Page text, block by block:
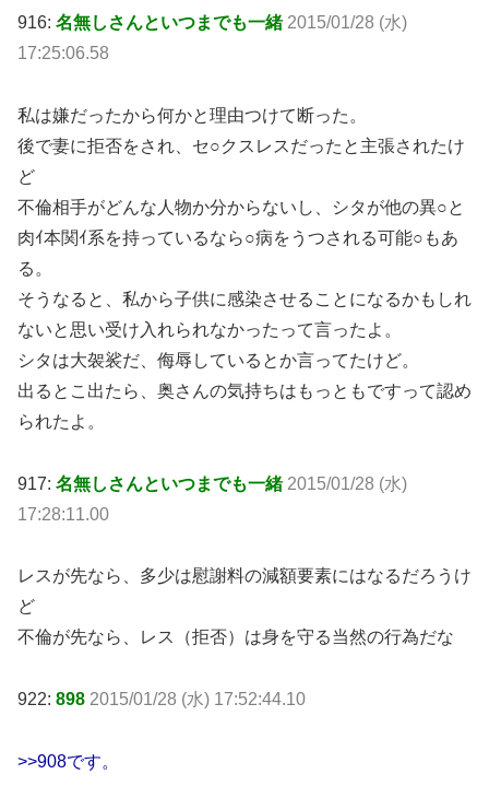
916: 名無しさんといつまでも一緒 2015/01/28 (水)
17:25:06.58
私は嫌だったから何かと理由つけて断った。
後で妻に拒否をされ、セ○クスレスだったと主張されたけ
ど
不倫相手がどんな人物か分からないし、シタが他の異○と
肉ｲ本関ｲ系を持っているなら○病をうつされる可能○もあ
る。
そうなると、私から子供に感染させることになるかもしれ
ないと思い受け入れられなかったって言ったよ。
シタは大袈裟だ、侮辱しているとか言ってたけど。
出るとこ出たら、奥さんの気持ちはもっともですって認め
られたよ。
917: 名無しさんといつまでも一緒 2015/01/28 (水)
17:28:11.00
レスが先なら、多少は慰謝料の減額要素にはなるだろうけ
ど
不倫が先なら、レス（拒否）は身を守る当然の行為だな
922: 898 2015/01/28 (水) 17:52:44.10
>>908です。